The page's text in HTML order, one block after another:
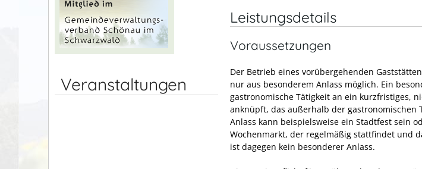
Veranstaltungen
Leistungsdetails
Voraussetzungen
Der Betrieb eines vorübergehenden
nur aus besonderem Anlass möglich. Ein
gastronomische Tätigkeit an ein kurzfristiges,
anknüpft, das außerhalb der gastronomischen
Anlass kann beispielsweise ein Stadtfest sein
Wochenmarkt, der regelmäßig stattfindet und
ist dagegen kein besonderer Anlass.